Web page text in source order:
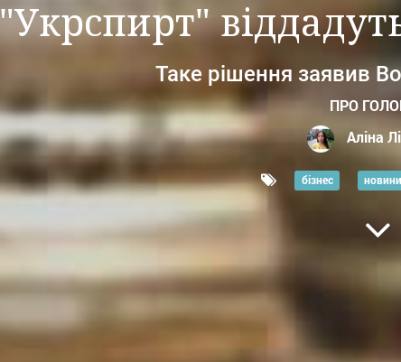
"Укрспирт"
Таке рішення заявив
ПРО
Аліна
бізнес новини